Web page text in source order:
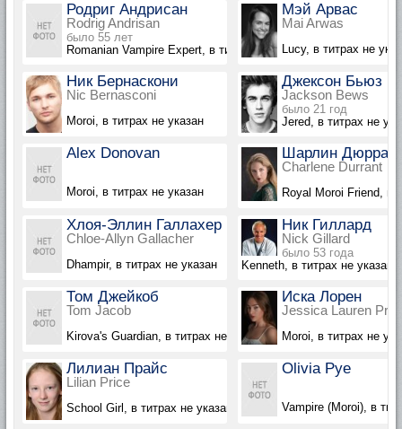
Родриг Андрисан
Rodrig Andrisan
было 55 лет
Romanian Vampire Expert, в титрах не указан
Мэй Арвас
Mai Arwas
Lucy, в титрах не
Ник Бернаскони
Nic Bernasconi
Moroi, в титрах не указан
Джексон Бьюз
Jackson Bews
было 21 год
Jered, в титрах не
Alex Donovan
Moroi, в титрах не указан
Шарлин Дюрран
Charlene Durrant
Royal Moroi Friend, в
Хлоя-Эллин Галлахер
Chloe-Allyn Gallacher
Dhampir, в титрах не указан
Ник Гиллард
Nick Gillard
было 53 года
Kenneth, в титрах не указан
Том Джейкоб
Tom Jacob
Kirova's Guardian, в титрах не указан
Иска Лорен
Jessica Lauren Pratt
Moroi, в титрах не
Лилиан Прайс
Lilian Price
School Girl, в титрах не указана
Olivia Pye
Vampire (Moroi), в